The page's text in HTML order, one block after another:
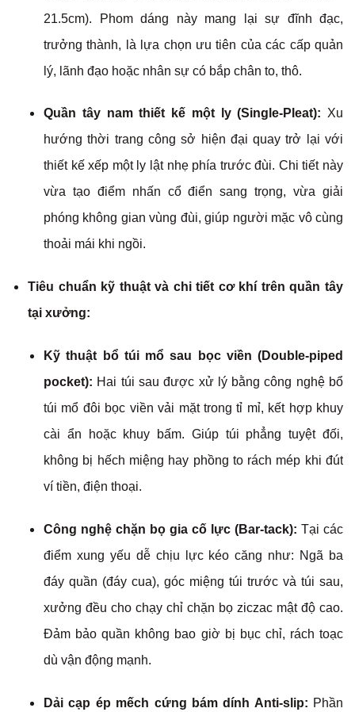
21.5cm). Phom dáng này mang lại sự đĩnh đạc,
trưởng thành, là lựa chọn ưu tiên của các cấp quản
lý, lãnh đạo hoặc nhân sự có bắp chân to, thô.
Quần tây nam thiết kế một ly (Single-Pleat): Xu
hướng thời trang công sở hiện đại quay trở lại với
thiết kế xếp một ly lật nhẹ phía trước đùi. Chi tiết này
vừa tạo điểm nhấn cổ điển sang trọng, vừa giải
phóng không gian vùng đùi, giúp người mặc vô cùng
thoải mái khi ngồi.
Tiêu chuẩn kỹ thuật và chi tiết cơ khí trên quần tây
tại xưởng:
Kỹ thuật bổ túi mổ sau bọc viền (Double-piped
pocket): Hai túi sau được xử lý bằng công nghệ bổ
túi mổ đôi bọc viền vải mặt trong tỉ mỉ, kết hợp khuy
cài ẩn hoặc khuy bấm. Giúp túi phẳng tuyệt đối,
không bị hếch miệng hay phồng to rách mép khi đút
ví tiền, điện thoại.
Công nghệ chặn bọ gia cố lực (Bar-tack): Tại các
điểm xung yếu dễ chịu lực kéo căng như: Ngã ba
đáy quần (đáy cua), góc miệng túi trước và túi sau,
xưởng đều cho chạy chỉ chặn bọ ziczac mật độ cao.
Đảm bảo quần không bao giờ bị bục chỉ, rách toạc
dù vận động mạnh.
Dải cạp ép mếch cứng bám dính Anti-slip: Phần